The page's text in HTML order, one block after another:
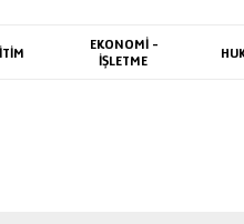
EKONOMİ -
İŞLETME